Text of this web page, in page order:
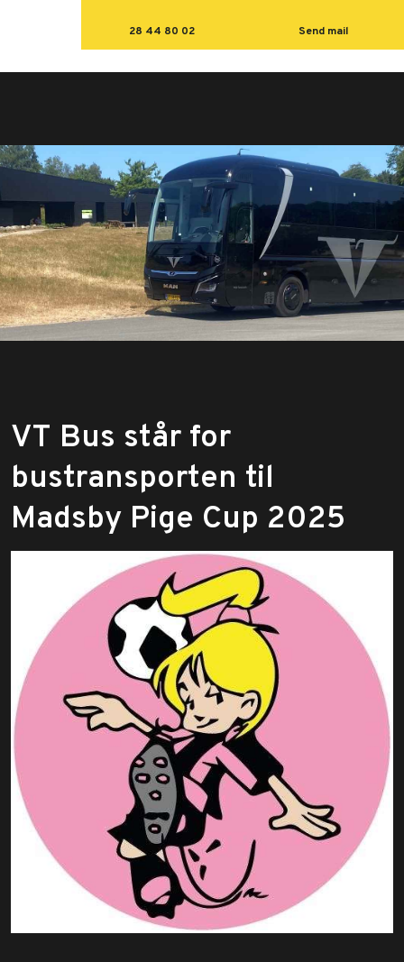
28 44 80 02 Send mail
​VT Bus står for
bustransporten til
Madsby Pige Cup 2025